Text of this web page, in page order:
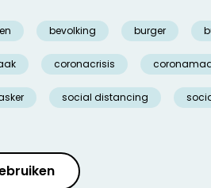
bevolking burger
coronacrisis
social distancing